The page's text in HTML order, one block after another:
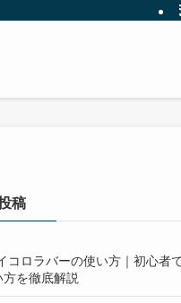
稿
コロラバーの使い方｜初心者
を徹底解説